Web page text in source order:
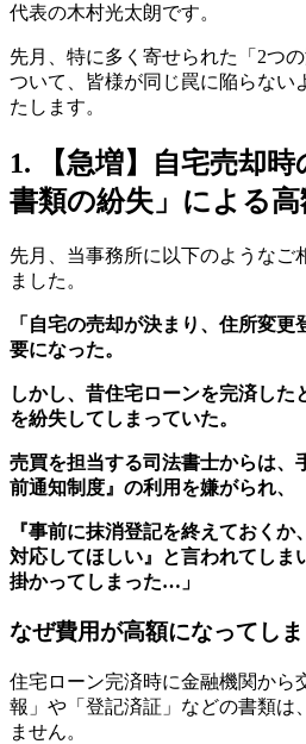
代表の木村光太朗です。
先月、特に多く寄せられた「2つ
ついて、皆様が同じ罠に陥らない
たします。
1. 【急増】自宅売却
書類の紛失」による
先月、当事務所に以下のようなご
ました。
「自宅の売却が決まり、住所変
要になった。
しかし、昔住宅ローンを完済した
を紛失してしまっていた。
売買を担当する司法書士からは、
前通知制度』の利用を嫌がられ、
『事前に抹消登記を終えておく
対応してほしい』と言われてしま
掛かってしまった…」
なぜ費用が高額になってし
住宅ローン完済時に金融機関から
報」や「登記済証」などの書類は
ません。